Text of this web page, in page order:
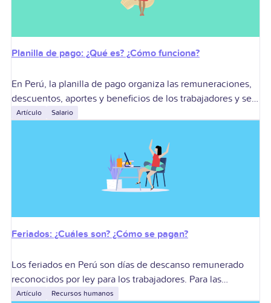
Planilla de pago: ¿Qué es? ¿Cómo funciona?
En Perú, la planilla de pago organiza las remuneraciones,
descuentos, aportes y beneficios de los trabajadores y se
relaciona con la planilla electrónica administrada por la
Artículo Salario
Feriados: ¿Cuáles son? ¿Cómo se pagan?
Los feriados en Perú son días de descanso remunerado
reconocidos por ley para los trabajadores. Para las
empresas, su gestión determina si corresponde descanso,
Artículo Recursos humanos